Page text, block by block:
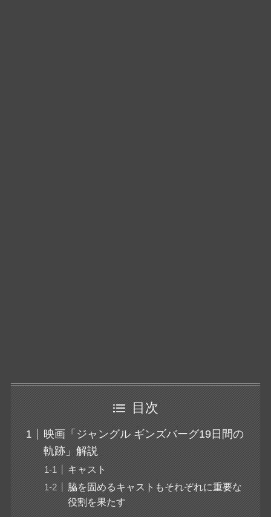
目次
映画「ジャングル ギンズバーグ19日間の
軌跡」解説
キャスト
脇を固めるキャストもそれぞれに重要な
役割を果たす